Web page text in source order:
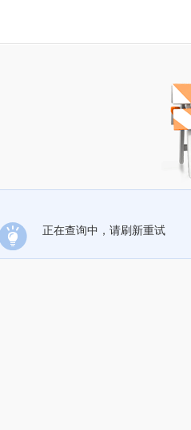
正在查询中，请刷新重试